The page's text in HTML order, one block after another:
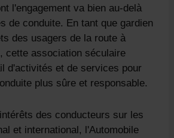
l'engagement va bien au-delà
de conduite. En tant que gardien
des usagers de la route à
cette association séculaire
d'activités et de services pour
plus sûre et responsable.
des conducteurs sur les
et international, l'Automobile